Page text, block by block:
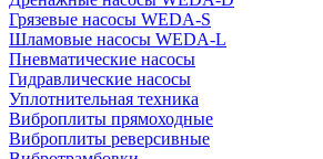
Грязевые насосы WEDA-S
Шламовые насосы WEDA-L
Пневматические насосы
Гидравлические насосы
Уплотнительная техника
Виброплиты прямоходные
Виброплиты реверсивные